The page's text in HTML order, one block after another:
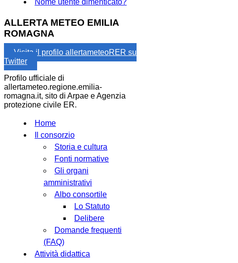
Nome utente dimenticato?
ALLERTA METEO EMILIA
ROMAGNA
Visita il profilo allertameteoRER su
Twitter
Profilo ufficiale di
allertameteo.regione.emilia-
romagna.it, sito di Arpae e Agenzia
protezione civile ER.
Home
Il consorzio
Storia e cultura
Fonti normative
Gli organi
amministrativi
Albo consortile
Lo Statuto
Delibere
Domande frequenti
(FAQ)
Attività didattica